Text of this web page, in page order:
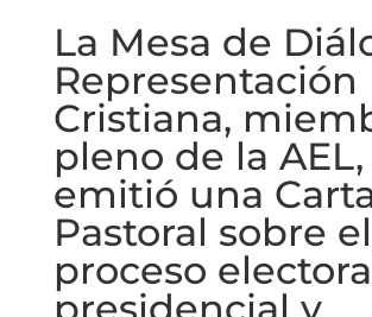
La Mesa de
Representación
Cristiana,
pleno de la AEL,
emitió una
Pastoral sobre el
proceso